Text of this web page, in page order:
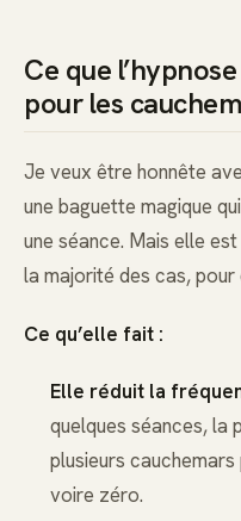
Ce que
pour les
Je veux être honnête
une baguette magique
une séance. Mais elle
la majorité des cas,
Ce qu’elle fait :
Elle réduit la
quelques séances, la
plusieurs
voire zéro.